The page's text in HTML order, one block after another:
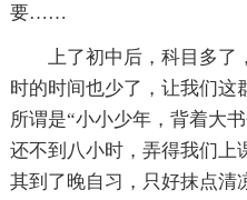
要……
上了初中后，科目多
时的时间也少了，让我们这
所谓是“小小少年，背着大
还不到八小时，弄得我们上
其到了晚自习，只好抹点清